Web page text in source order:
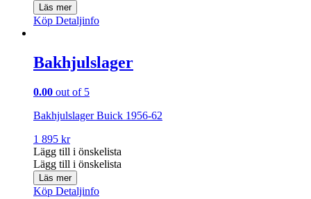
Läs mer
Köp Detaljinfo
Bakhjulslager
0.00 out of 5
Bakhjulslager Buick 1956-62
1 895 kr
Lägg till i önskelista
Lägg till i önskelista
Läs mer
Köp Detaljinfo